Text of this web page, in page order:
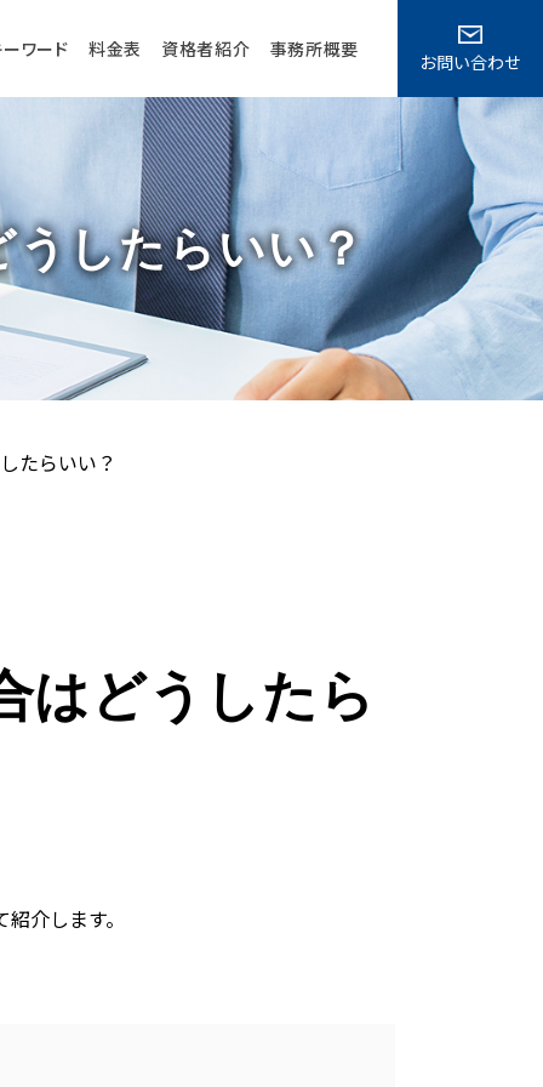
お問い合わせ
ワード 料金表 資格者紹介 事務所概要
うしたらいい？
たらいい？
はどうしたら
介します。